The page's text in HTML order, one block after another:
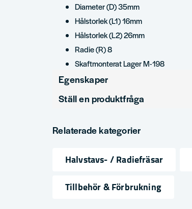
Diameter (D) 35mm
Hålstorlek (L1) 16mm
Hålstorlek (L2) 26mm
Radie (R) 8
Skaftmonterat Lager M-198
Egenskaper
Produkttyp
Ställ en produktfråga
Fråga oss något om denna produkten...
Relaterade kategorier
Halvstavs- / Radiefräsar
Tillbehör & Förbrukning